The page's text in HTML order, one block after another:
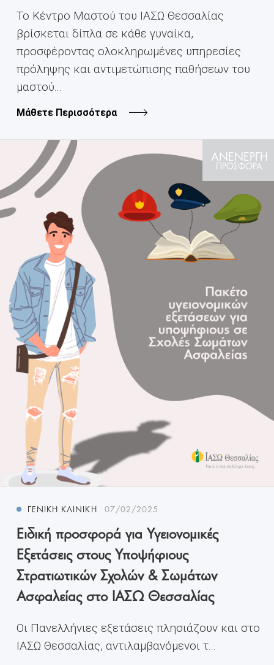
Το Κέντρο Μαστού του ΙΑΣΩ Θεσσαλίας
βρίσκεται δίπλα σε κάθε γυναίκα,
προσφέροντας ολοκληρωμένες υπηρεσίες
πρόληψης και αντιμετώπισης παθήσεων του
μαστού...
Μάθετε Περισσότερα
ΑΝΕΝΕΡΓΗ
ΠΡΟΣΦΟΡΑ
ΓΕΝΙΚΉ ΚΛΙΝΙΚΉ 07/02/2025
Ειδική προσφορά για Υγειονομικές
Εξετάσεις στους Υποψήφιους
Στρατιωτικών Σχολών & Σωμάτων
Ασφαλείας στο ΙΑΣΩ Θεσσαλίας
Οι Πανελλήνιες εξετάσεις πλησιάζουν και στο
ΙΑΣΩ Θεσσαλίας, αντιλαμβανόμενοι τ...